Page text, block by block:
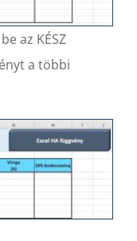
az KÉSZ
a többi